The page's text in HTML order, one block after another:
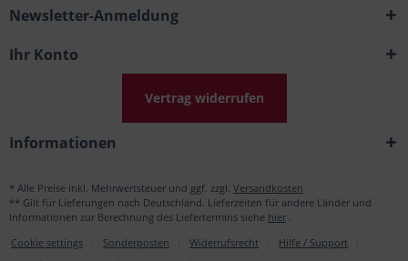
Newsletter-Anmeldung
Ihr Konto
Vertrag widerrufen
Informationen
* Alle Preise inkl. Mehrwertsteuer und ggf. zzgl. Versandkosten
** Gilt für Lieferungen nach Deutschland. Lieferzeiten für andere Länder und
Informationen zur Berechnung des Liefertermins siehe hier
Cookie settings
Sonderposten Widerrufsrecht
Hilfe / Support